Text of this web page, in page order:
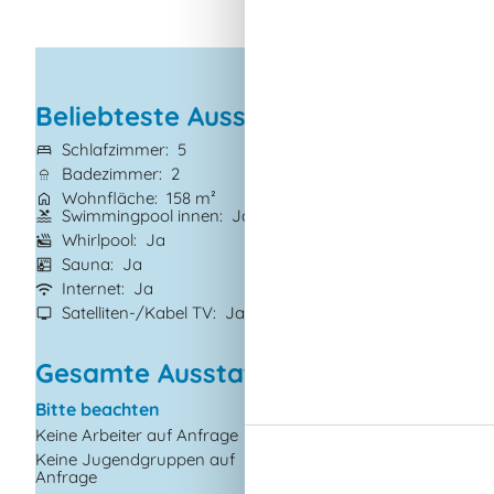
Beliebteste Ausstattungen
Schlafzimmer
5
Badezimmer
2
Wohnfläche 158 m²
Swimmingpool innen
Ja
Whirlpool
Ja
Sauna
Ja
Internet
Ja
Satelliten-/Kabel TV
Ja
Gesamte Ausstattung
Bitte beachten
Keine Arbeiter auf Anfrage
Keine Jugendgruppen auf
Anfrage
Anzahl Erwachsene